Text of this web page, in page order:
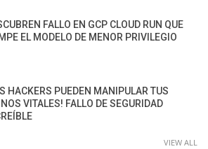
FALLO EN GCP CLOUD RUN QUE
EL MODELO DE MENOR PRIVILEGIO
HACKERS PUEDEN MANIPULAR TUS
VITALES! FALLO DE SEGURIDAD
VIEW ALL